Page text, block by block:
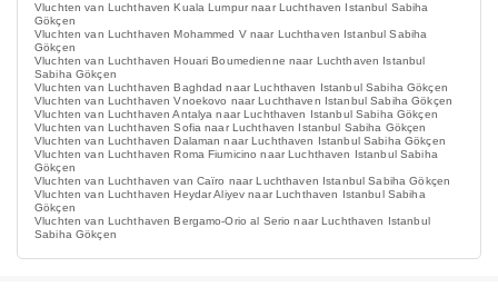
Vluchten van Luchthaven Kuala Lumpur naar Luchthaven Istanbul Sabiha
Gökçen
Vluchten van Luchthaven Mohammed V naar Luchthaven Istanbul Sabiha
Gökçen
Vluchten van Luchthaven Houari Boumedienne naar Luchthaven Istanbul
Sabiha Gökçen
Vluchten van Luchthaven Baghdad naar Luchthaven Istanbul Sabiha Gökçen
Vluchten van Luchthaven Vnoekovo naar Luchthaven Istanbul Sabiha Gökçen
Vluchten van Luchthaven Antalya naar Luchthaven Istanbul Sabiha Gökçen
Vluchten van Luchthaven Sofia naar Luchthaven Istanbul Sabiha Gökçen
Vluchten van Luchthaven Dalaman naar Luchthaven Istanbul Sabiha Gökçen
Vluchten van Luchthaven Roma Fiumicino naar Luchthaven Istanbul Sabiha
Gökçen
Vluchten van Luchthaven van Caïro naar Luchthaven Istanbul Sabiha Gökçen
Vluchten van Luchthaven Heydar Aliyev naar Luchthaven Istanbul Sabiha
Gökçen
Vluchten van Luchthaven Bergamo-Orio al Serio naar Luchthaven Istanbul
Sabiha Gökçen